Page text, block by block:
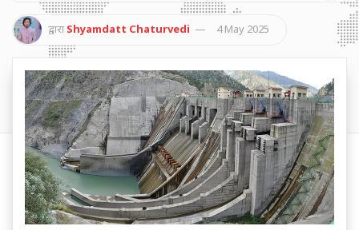
द्वारा Shyamdatt Chaturvedi 4 May 2025